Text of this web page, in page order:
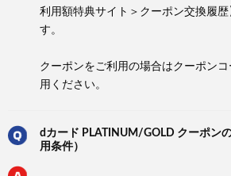
利用額特典サイト＞クーポン交換履
す。
クーポンをご利用の場合はクーポン
用ください。
dカード PLATINUM/GOLD クーポン
用条件）